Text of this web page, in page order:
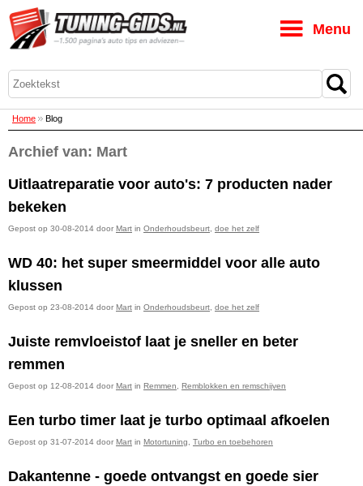
Home Blog
Archief van: Mart
Uitlaatreparatie voor auto's: 7 producten nader
bekeken
Gepost op 30-08-2014 door Mart in Onderhoudsbeurt doe het zelf
WD 40: het super smeermiddel voor alle auto
klussen
Gepost op 23-08-2014 door Mart in Onderhoudsbeurt doe het zelf
Juiste remvloeistof laat je sneller en beter
remmen
Gepost op 12-08-2014 door Mart in Remmen Remblokken en remschijven
Een turbo timer laat je turbo optimaal afkoelen
Gepost op 31-07-2014 door Mart in Motortuning Turbo en toebehoren
Dakantenne - goede ontvangst en goede sier